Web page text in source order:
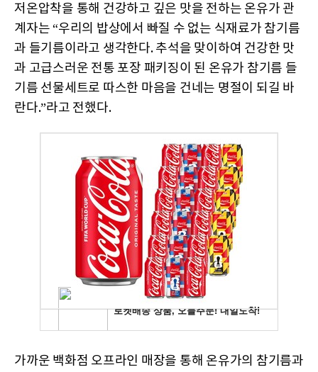
저온압착을 통해 건강하고 깊은 맛을 전하는 온유가 관
계자는 “우리의 밥상에서 빠질 수 없는 식재료가 참기름
과 들기름이라고 생각한다. 추석을 맞이하여 건강한 맛
과 고급스러운 전통 포장 패키징이 된 온유가 참기름 들
기름 선물세트로 따스한 마음을 건네는 명절이 되길 바
란다.”라고 전했다.
가까운 백화점 오프라인 매장을 통해 온유가의 참기름과